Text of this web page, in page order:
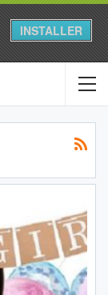
INSTALLER